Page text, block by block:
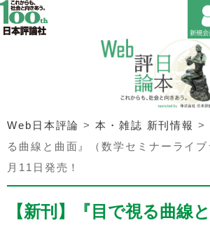
Web日本評論 >本・雑誌 新刊情報 >
る曲線と曲面』（数学セミナーライ
月11日発売！
【新刊】『目で視る曲線